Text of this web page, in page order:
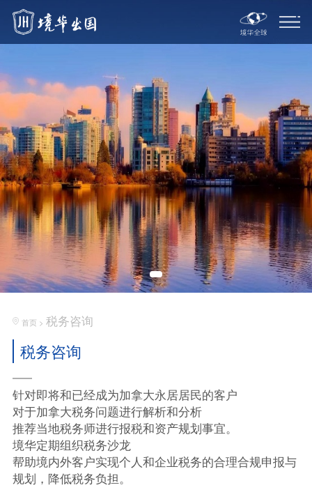
首页 > 税务咨询
税务咨询
针对即将和已经成为加拿大永居居民的客户
对于加拿大税务问题进行解析和分析
推荐当地税务师进行报税和资产规划事宜。
境华定期组织税务沙龙
帮助境内外客户实现个人和企业税务的合理合规申报与
规划，降低税务负担。